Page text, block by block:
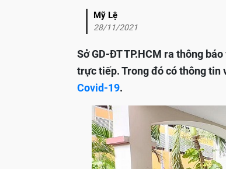
Mỹ Lệ
28/11/2021
Sở GD-ĐT TP.HCM ra thông
trực tiếp. Trong đó có thông tin
Covid-19.